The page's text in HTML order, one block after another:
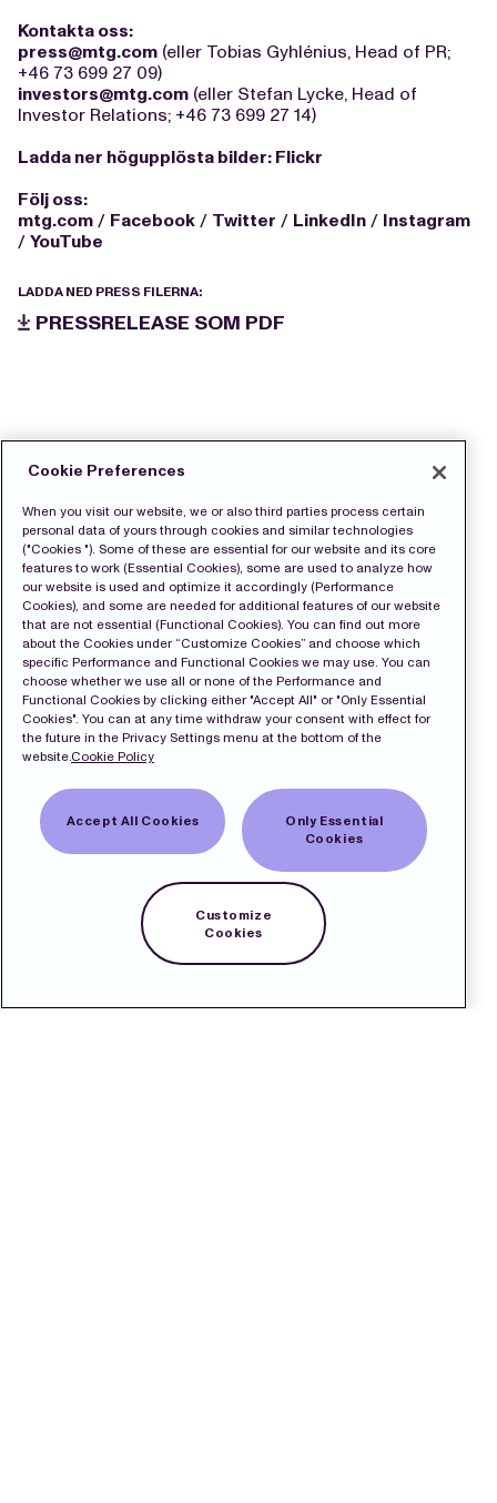
Kontakta oss:
press@mtg.com (eller Tobias Gyhlénius, Head of PR;
+46 73 699 27 09)
investors@mtg.com (eller Stefan Lycke, Head of
Investor Relations; +46 73 699 27 14)
Ladda ner högupplösta bilder: Flickr
Följ oss:
mtg.com / Facebook / Twitter / LinkedIn / Instagram
/ YouTube
LADDA NED PRESS FILERNA:
PRESSRELEASE SOM PDF
Cookie Preferences
When you visit our website, we or also third parties process certain
personal data of yours through cookies and similar technologies
("Cookies "). Some of these are essential for our website and its core
features to work (Essential Cookies), some are used to analyze how
our website is used and optimize it accordingly (Performance
Cookies), and some are needed for additional features of our website
that are not essential (Functional Cookies). You can find out more
about the Cookies under “Customize Cookies” and choose which
specific Performance and Functional Cookies we may use. You can
choose whether we use all or none of the Performance and
Functional Cookies by clicking either "Accept All" or "Only Essential
Cookies". You can at any time withdraw your consent with effect for
the future in the Privacy Settings menu at the bottom of the
website.Cookie Policy
Accept All Cookies
Only Essential
Cookies
Customize
Cookies